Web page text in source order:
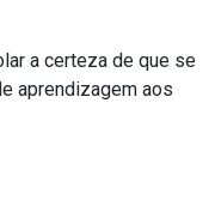
a certeza de que se
aprendizagem aos